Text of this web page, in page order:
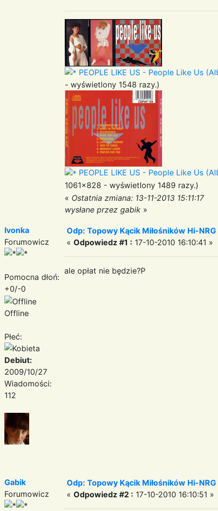
PEOPLE LIKE US - People Like Us
- wyświetlony 1548 razy.)
PEOPLE LIKE US - People Like Us
1061x828 - wyświetlony 1489 razy.)
« Ostatnia zmiana: 13-11-2013 15:11:17
wysłane przez gabik »
Ivonka
Forumowicz
Pomocna dłoń:
+0/-0
Offline
Płeć:
Debiut:
2009/10/27
Wiadomości:
112
Odp: Topowy Kącik Miłośników Hi-NRG
« Odpowiedz #1 : 17-10-2010 16:10:41 »
ale opłat nie będzie?P
Gabik
Forumowicz
Odp: Topowy Kącik Miłośników Hi-NRG
« Odpowiedz #2 : 17-10-2010 16:10:51 »